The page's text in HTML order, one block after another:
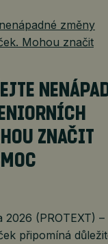
ZNAČIT
(PROTEXT) –
připomíná